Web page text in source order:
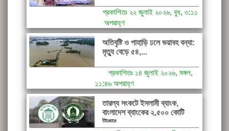
প্রকাশিতঃ ২২ জুলাই ২০২৬, বুধ, ৩:১১
অপরাহ্ণ
অতিবৃষ্টি ও পাহাড়ি ঢলে ভয়াবহ বন্যা:
মৃত্যু বেড়ে ৫৪,...
প্রকাশিতঃ ১৪ জুলাই ২০২৬, মঙ্গল,
১১:৪৬ অপরাহ্ণ
তারল্য সংকটে ইসলামী ব্যাংক,
বাংলাদেশ ব্যাংকের ২,৫০০ কোটি
টাকার...